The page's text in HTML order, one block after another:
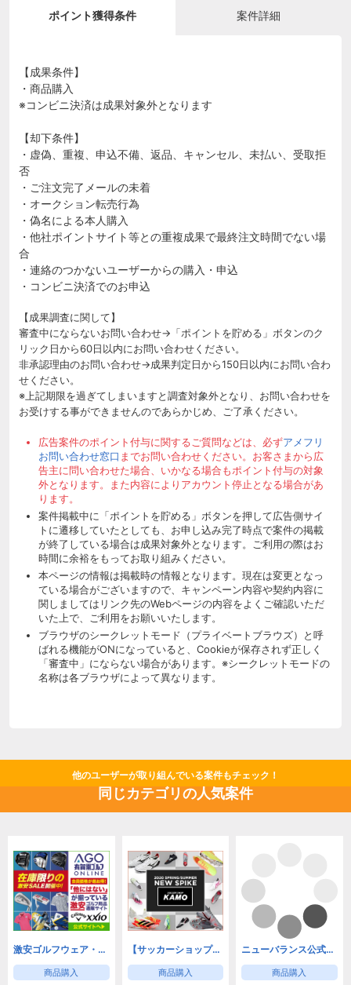
ポイント獲得条件 案件詳細
【成果条件】
・商品購入
※コンビニ決済は成果対象外となります
【却下条件】
・虚偽、重複、申込不備、返品、キャンセル、未払い、受取拒
否
・ご注文完了メールの未着
・オークション転売行為
・偽名による本人購入
・他社ポイントサイト等との重複成果で最終注文時間でない場
合
・連絡のつかないユーザーからの購入・申込
・コンビニ決済でのお申込
【成果調査に関して】
審査中にならないお問い合わせ→「ポイントを貯める」ボタンのク
リック日から60日以内にお問い合わせください。
非承認理由のお問い合わせ→成果判定日から150日以内にお問い合わ
せください。
※上記期限を過ぎてしまいますと調査対象外となり、お問い合わせを
お受けする事ができませんのであらかじめ、ご了承ください。
広告案件のポイント付与に関するご質問などは、必ずアメフリ
お問い合わせ窓口 までお問い合わせください。お客さまから広
告主に問い合わせた場合、いかなる場合もポイント付与の対象
外となります。また内容によりアカウント停止となる場合があ
ります。
案件掲載中に「ポイントを貯める」ボタンを押して広告側サイ
トに遷移していたとしても、お申し込み完了時点で案件の掲載
が終了している場合は成果対象外となります。ご利用の際はお
時間に余裕をもってお取り組みください。
本ページの情報は掲載時の情報となります。現在は変更となっ
ている場合がございますので、キャンペーン内容や契約内容に
関しましてはリンク先のWebページの内容をよくご確認いただ
いた上で、ご利用をお願いいたします。
ブラウザのシークレットモード（プライベートブラウズ）と呼
ばれる機能がONになっていると、Cookieが保存されず正しく
「審査中」にならない場合があります。※シークレットモードの
名称は各ブラウザによって異なります。
他のユーザーが取り組んでいる案件もチェック！
同じカテゴリの人気案件
激安ゴルフウェア・ゴルフクラブの有賀園ゴルフオンラインAGO
商品購入
【サッカーショップ】KAMO
商品購入
ニューバランス公式オンラインストア
商品購入